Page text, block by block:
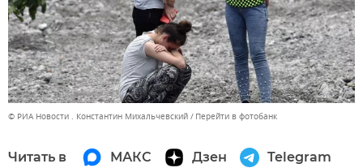
© РИА Новости . Константин Михальчевский Перейти в фотобанк
Читать в МАКС Дзен Telegram